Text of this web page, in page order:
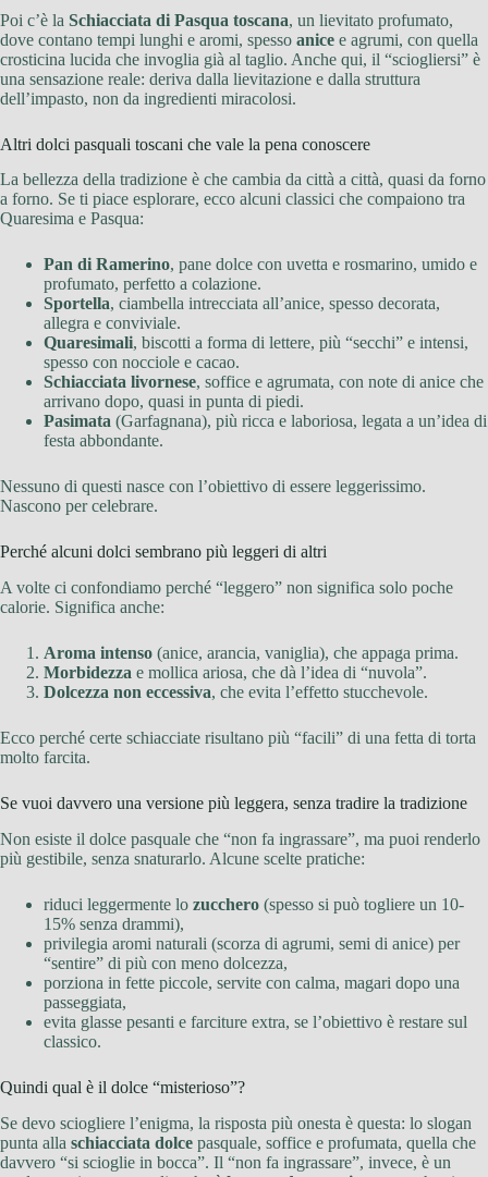
Poi c’è la Schiacciata di Pasqua toscana, un lievitato profumato,
dove contano tempi lunghi e aromi, spesso anice e agrumi, con quella
crosticina lucida che invoglia già al taglio. Anche qui, il “sciogliersi” è
una sensazione reale: deriva dalla lievitazione e dalla struttura
dell’impasto, non da ingredienti miracolosi.
Altri dolci pasquali toscani che vale la pena conoscere
La bellezza della tradizione è che cambia da città a città, quasi da forno
a forno. Se ti piace esplorare, ecco alcuni classici che compaiono tra
Quaresima e Pasqua:
Pan di Ramerino, pane dolce con uvetta e rosmarino, umido e
profumato, perfetto a colazione.
Sportella, ciambella intrecciata all’anice, spesso decorata,
allegra e conviviale.
Quaresimali, biscotti a forma di lettere, più “secchi” e intensi,
spesso con nocciole e cacao.
Schiacciata livornese, soffice e agrumata, con note di anice che
arrivano dopo, quasi in punta di piedi.
Pasimata (Garfagnana), più ricca e laboriosa, legata a un’idea di
festa abbondante.
Nessuno di questi nasce con l’obiettivo di essere leggerissimo.
Nascono per celebrare.
Perché alcuni dolci sembrano più leggeri di altri
A volte ci confondiamo perché “leggero” non significa solo poche
calorie. Significa anche:
Aroma intenso (anice, arancia, vaniglia), che appaga prima.
Morbidezza e mollica ariosa, che dà l’idea di “nuvola”.
Dolcezza non eccessiva, che evita l’effetto stucchevole.
Ecco perché certe schiacciate risultano più “facili” di una fetta di torta
molto farcita.
Se vuoi davvero una versione più leggera, senza tradire la tradizione
Non esiste il dolce pasquale che “non fa ingrassare”, ma puoi renderlo
più gestibile, senza snaturarlo. Alcune scelte pratiche:
riduci leggermente lo zucchero (spesso si può togliere un 10-
15% senza drammi),
privilegia aromi naturali (scorza di agrumi, semi di anice) per
“sentire” di più con meno dolcezza,
porziona in fette piccole, servite con calma, magari dopo una
passeggiata,
evita glasse pesanti e farciture extra, se l’obiettivo è restare sul
classico.
Quindi qual è il dolce “misterioso”?
Se devo sciogliere l’enigma, la risposta più onesta è questa: lo slogan
punta alla schiacciata dolce pasquale, soffice e profumata, quella che
davvero “si scioglie in bocca”. Il “non fa ingrassare”, invece, è un